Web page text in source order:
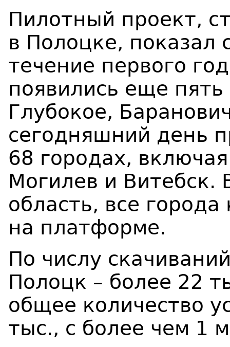
Пилотный проект,
в Полоцке, показал
течение первого
появились еще
Глубокое,
сегодняшний день
68 городах,
Могилев и Витебск.
область, все
на платформе.
По числу
Полоцк – более 22
общее количество
тыс., с более чем 1